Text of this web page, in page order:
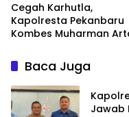
Cegah Karhutla,
Kapolresta Pekanbaru
Kombes Muharman
Sekaki dan Tenayan
Baca Juga
Jawab